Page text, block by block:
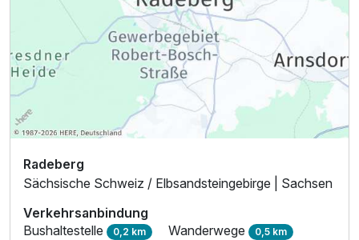
Radeberg
Sächsische Schweiz / Elbsandsteingebirge | Sachsen
Verkehrsanbindung
Bushaltestelle 0,2 km Wanderwege 0,5 km